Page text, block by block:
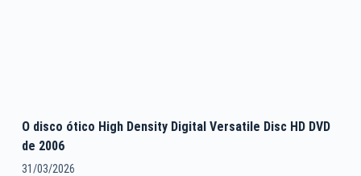
O disco ótico High Density Digital Versatile Disc HD DVD
de 2006
31/03/2026